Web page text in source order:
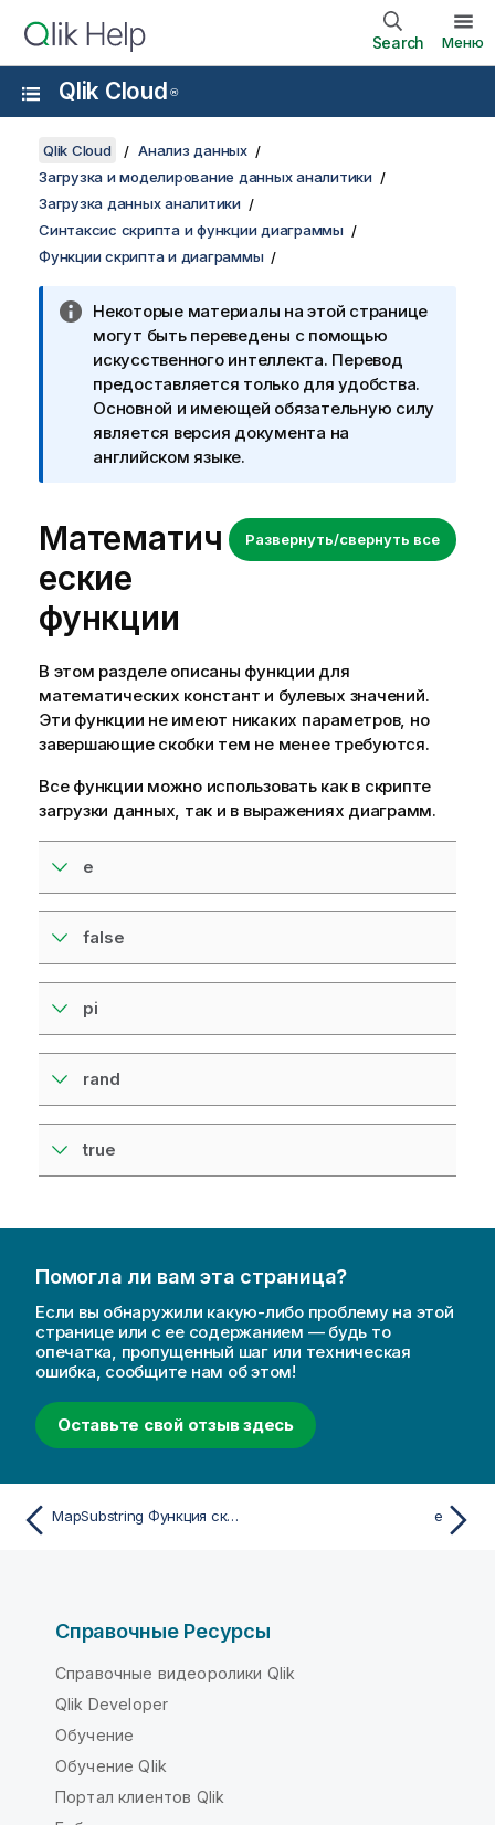
Search Меню
Qlik Cloud ®
Qlik Cloud
Анализ данных
Загрузка и моделирование данных аналитики
Загрузка данных аналитики
Синтаксис скрипта и функции диаграммы
Функции скрипта и диаграммы
Некоторые материалы на этой странице
могут быть переведены с помощью
искусственного интеллекта. Перевод
предоставляется только для удобства.
Основной и имеющей обязательную силу
является версия документа на
английском языке.
Развернуть/свернуть все
Математич
еские
функции
В этом разделе описаны функции для
математических констант и булевых значений.
Эти функции не имеют никаких параметров, но
завершающие скобки тем не менее требуются.
Все функции можно использовать как в скрипте
загрузки данных, так и в выражениях диаграмм.
e
false
pi
rand
true
Помогла ли вам эта страница?
Если вы обнаружили какую-либо проблему на этой
странице или с ее содержанием — будь то
опечатка, пропущенный шаг или техническая
ошибка, сообщите нам об этом!
Оставьте свой отзыв здесь
MapSubstring Функция скрипта e
Справочные Ресурсы
Справочные видеоролики Qlik
Qlik Developer
Обучение
Обучение Qlik
Портал клиентов Qlik